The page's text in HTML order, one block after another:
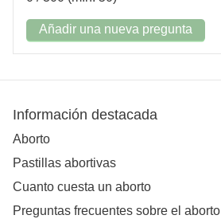
Añadir una nueva pregunta
Información destacada
Aborto
Pastillas abortivas
Cuanto cuesta un aborto
Preguntas frecuentes sobre el aborto